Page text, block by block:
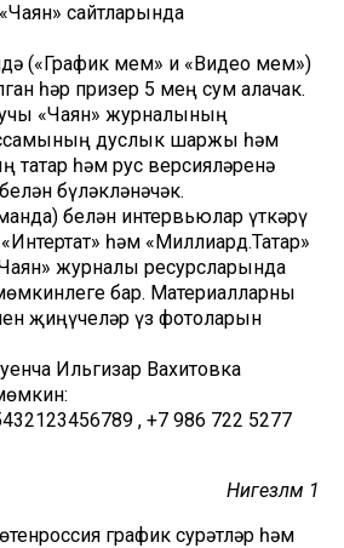
сайтларында
(«График мем» и «Видео мем»)
һәр призер 5 мең сум алачак.
«Чаян» журналының
дуслык шаржы һәм
татар һәм рус версияләренә
бүләкләнәчәк.
белән интервьюлар үткәрү
һәм «Миллиард.Татар»
журналы ресурсларында
бар. Материалларны
җиңүчеләр үз фотоларын
Ильгизар Вахитовка
, +7 986 722 5277
Нигезләмә 1
график сурәтләр һәм